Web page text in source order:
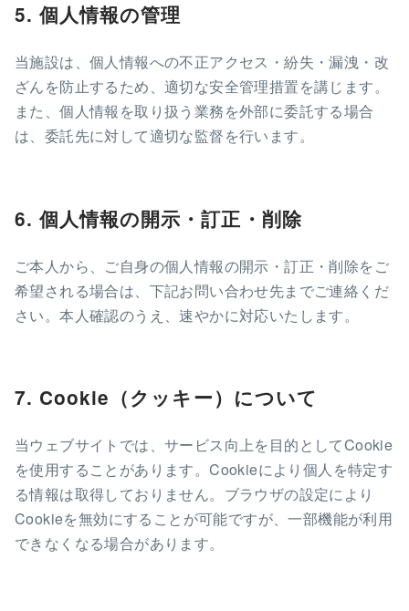
5. 個人情報の管理
当施設は、個人情報への不正アクセス・紛失・漏洩・改
ざんを防止するため、適切な安全管理措置を講じます。
また、個人情報を取り扱う業務を外部に委託する場合
は、委託先に対して適切な監督を行います。
6. 個人情報の開示・訂正・削除
ご本人から、ご自身の個人情報の開示・訂正・削除をご
希望される場合は、下記お問い合わせ先までご連絡くだ
さい。本人確認のうえ、速やかに対応いたします。
7. Cookie（クッキー）について
当ウェブサイトでは、サービス向上を目的としてCookie
を使用することがあります。Cookieにより個人を特定す
る情報は取得しておりません。ブラウザの設定により
Cookieを無効にすることが可能ですが、一部機能が利用
できなくなる場合があります。